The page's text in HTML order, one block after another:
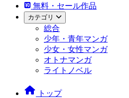
無料・セール作品
カテゴリ
総合
少年・青年マンガ
少女・女性マンガ
オトナマンガ
ライトノベル
トップ